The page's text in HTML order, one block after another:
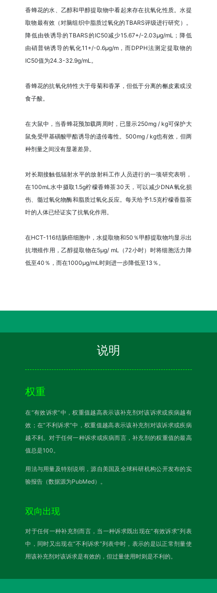
香蜂花的水、乙醇和甲醇提取物中看起来存在抗氧化性质。水提
取物最有效（对脑组织中脂质过氧化的TBARS评级进行研究）。
降低由铁诱导的TBARS的IC50减少15.67+/-2.03µg/mL；降低
由硝普钠诱导的氧化11+/-0.6µg/m，而DPPH法测定提取物的
IC50值为24.3-32.9g/mL。
香蜂花的抗氧化特性大于母菊和香茅，但低于分离的槲皮素或没
食子酸。
在大鼠中，当香蜂花预加载两周时，已显示250mg / kg可保护大
鼠免受甲基磺酸甲酯诱导的遗传毒性。500mg / kg也有效，但两
种剂量之间没有显著差异。
对长期接触低辐射水平的放射科工作人员进行的一项研究表明，
在100mL水中摄取1.5g柠檬香蜂茶30天，可以减少DNA氧化损
伤、髓过氧化物酶和脂质过氧化反应。每天给予1.5克柠檬香脂茶
叶的人体已经证实了抗氧化作用。
在HCT-116结肠癌细胞中，水提取物和50％甲醇提取物均显示出
抗增殖作用，乙醇提取物在5μg/ mL（72小时）时将细胞活力降
低至40％，而在1000μg/mL时则进一步降低至13％。
说明
权重
在“有效诉求”中，权重值越高表示该补充剂对该诉求或疾病越有
效；在“不利诉求”中，权重值越高表示该补充剂对该诉求或疾病
越不利。对于任何一种诉求或疾病而言，补充剂的权重值的最高
值总是100。
用法与用量及特别说明，源自美国及全球科研机构公开发布的实
验报告（数据源为PubMed）。
双向出现
对于任何一种补充剂而言，当一种诉求既出现在“有效诉求”列表
中，同时又出现在“不利诉求”列表中时，表示的是以正常剂量使
用该补充剂对该诉求是有效的，但过量使用时则是不利的。